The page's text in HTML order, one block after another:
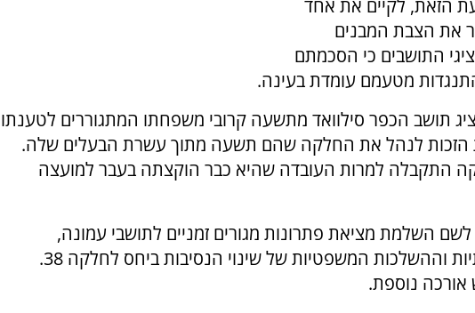
הזאת, לקיים את אחד
את הצבת המבנים
נציגי התושבים כי הסכמתם
מטעמם עומדת בעינה.
תושב הכפר סילוואד מתשעה קרובי משפחתו המתגוררים לטענתו
הזכות לנהל את החלקה שהם תשעה מתוך עשרת הבעלים שלה.
התקבלה למרות העובדה שהיא כבר הוקצתה בעבר למועצה
לדחייה של 45 ימים לשם השלמת מציאת פתרונות מגורים זמניים לתושבי עמונה,
ולבחינת מכלול הנסיבות העובדתיות וההשלכות המשפטיות של שינוי הנסיבות ביחס לחלקה 38.
נוספת.